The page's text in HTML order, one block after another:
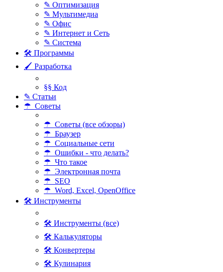
✎ Оптимизация
✎ Мультимедиа
✎ Офис
✎ Интернет и Сеть
✎ Система
🛠 Программы
🖌 Разработка
§§ Код
✎ Статьи
☂ Советы
☂ Советы (все обзоры)
☂ Браузер
☂ Социальные сети
☂ Ошибки - что делать?
☂ Что такое
☂ Электронная почта
☂ SEO
☂ Word, Excel, OpenOffice
🛠 Инструменты
🛠 Инструменты (все)
🛠 Калькуляторы
🛠 Конвертеры
🛠 Кулинария